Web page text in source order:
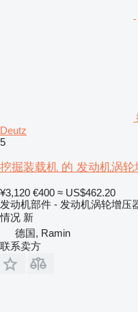
Deutz
5
挖掘装载机 的 发动机涡轮
¥3,120 €400 ≈ US$462.20
发动机部件 - 发动机涡轮增压
情况 新
德国, Ramin
联系卖方